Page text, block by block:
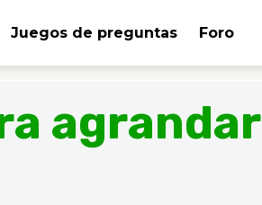
Juegos de preguntas Foro
agrandar